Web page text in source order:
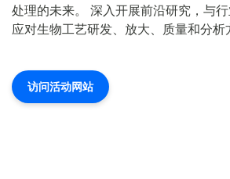
处理的未来。 深入开展前沿研究，与行
应对生物工艺研发、放大、质量和分析
访问活动网站